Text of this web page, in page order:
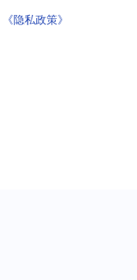
《隐私政策》